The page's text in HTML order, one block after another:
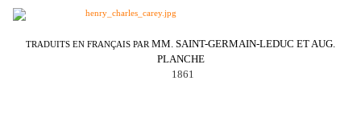
TRADUITS EN FRANÇAIS PARMM. SAINT-GERMAIN-LEDUC ET AUG.
PLANCHE
1861